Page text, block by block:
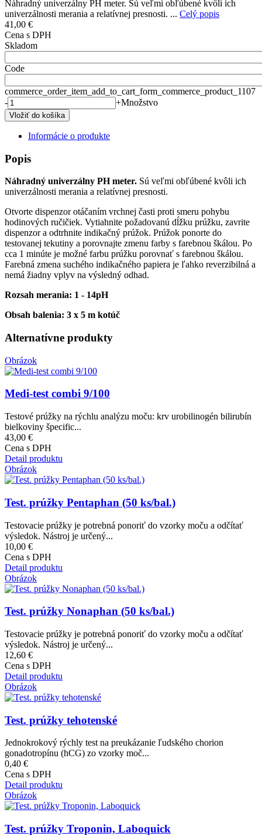
Náhradný univerzálny PH meter. Sú veľmi obľúbené kvôli ich
univerzálnosti merania a relatívnej presnosti. ... Celý popis
41,00 €
Cena s DPH
Skladom
Code
commerce_order_item_add_to_cart_form_commerce_product_1107
-
+Množstvo
Informácie o produkte
Popis
Náhradný univerzálny PH meter. Sú veľmi obľúbené kvôli ich
univerzálnosti merania a relatívnej presnosti.
Otvorte dispenzor otáčaním vrchnej časti proti smeru pohybu
hodinových ručičiek. Vytiahnite požadovanú dĺžku prúžku, zavrite
dispenzor a odtrhnite indikačný prúžok. Prúžok ponorte do
testovanej tekutiny a porovnajte zmenu farby s farebnou škálou. Po
cca 1 minúte je možné farbu prúžku porovnať s farebnou škálou.
Farebná zmena suchého indikačného papiera je ľahko reverzibilná a
nemá žiadny vplyv na výsledný odhad.
Rozsah merania: 1 - 14pH
Obsah balenia: 3 x 5 m kotúč
Alternatívne produkty
Obrázok
Medi-test combi 9/100
Testové prúžky na rýchlu analýzu moču: krv urobilinogén bilirubín
bielkoviny špecific...
43,00 €
Cena s DPH
Detail produktu
Obrázok
Test. prúžky Pentaphan (50 ks/bal.)
Testovacie prúžky je potrebná ponoriť do vzorky moču a odčítať
výsledok. Nástroj je určený...
10,00 €
Cena s DPH
Detail produktu
Obrázok
Test. prúžky Nonaphan (50 ks/bal.)
Testovacie prúžky je potrebná ponoriť do vzorky moču a odčítať
výsledok. Nástroj je určený...
12,60 €
Cena s DPH
Detail produktu
Obrázok
Test. prúžky tehotenské
Jednokrokový rýchly test na preukázanie ľudského chorion
gonadotropínu (hCG) zo vzorky moč...
0,40 €
Cena s DPH
Detail produktu
Obrázok
Test. prúžky Troponin, Laboquick